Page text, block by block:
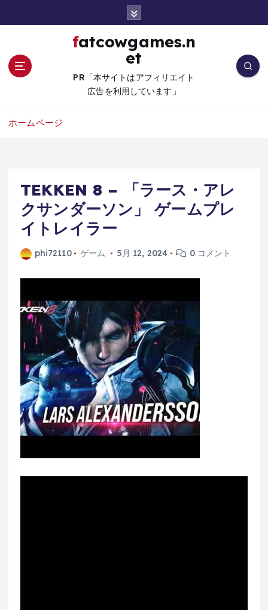
fatcowgames.n
et
PR「本サイトはアフィリエイト
広告を利用しています」
ホームページ
TEKKEN 8 – 「ラース・アレ
クサンダーソン」 ゲームプレ
イトレイラー
phi72110 ゲーム 5月 12, 2024 0 コメント